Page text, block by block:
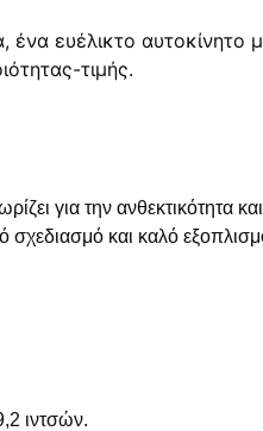
για την ανθεκτικότητα
σχεδιασμό και καλό
ιντσών.